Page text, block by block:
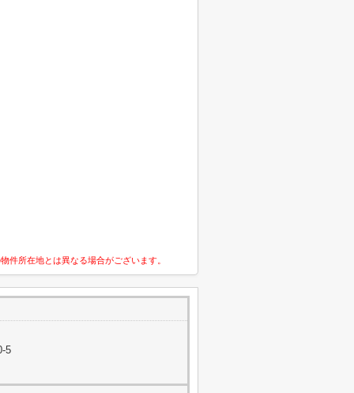
件所在地とは異なる場合がございます。
5